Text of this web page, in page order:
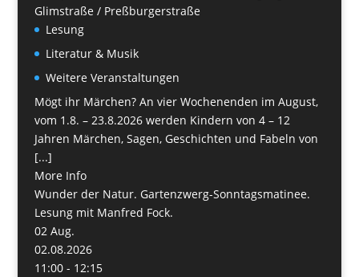
Glimstraße / Preßburgerstraße
Lesung
Literatur & Musik
Weitere Veranstaltungen
Mögt ihr Märchen? An vier Wochenenden im August,
vom 1.8. – 23.8.2026 werden Kindern von 4 – 12
Jahren Märchen, Sagen, Geschichten und Fabeln von
[...]
More Info
Wunder der Natur. Gartenzwerg-Sonntagsmatinee.
Lesung mit Manfred Fock.
02 Aug.
02.08.2026
11:00 - 12:15